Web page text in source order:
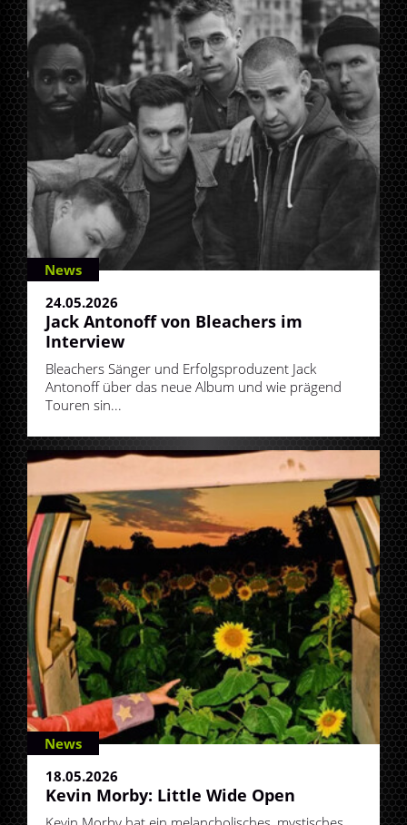
News
24.05.2026
Jack Antonoff von Bleachers im
Interview
Bleachers Sänger und Erfolgsproduzent Jack
Antonoff über das neue Album und wie prägend
Touren sin...
News
18.05.2026
Kevin Morby: Little Wide Open